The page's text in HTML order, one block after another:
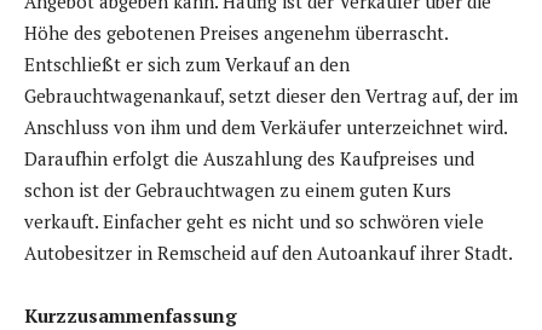
Höhe des gebotenen Preises angenehm überrascht.
Entschließt er sich zum Verkauf an den
Gebrauchtwagenankauf, setzt dieser den Vertrag auf, der im
Anschluss von ihm und dem Verkäufer unterzeichnet wird.
Daraufhin erfolgt die Auszahlung des Kaufpreises und
schon ist der Gebrauchtwagen zu einem guten Kurs
verkauft. Einfacher geht es nicht und so schwören viele
Autobesitzer in Remscheid auf den Autoankauf ihrer Stadt.
Kurzzusammenfassung